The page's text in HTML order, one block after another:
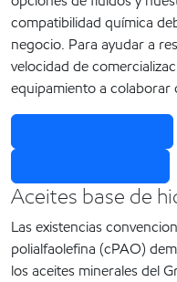
compatibilidad química
negocio. Para ayudar a
velocidad de
equipamiento a colaborar
Aceites base de
Las existencias
polialfaolefina (cPAO)
los aceites minerales del